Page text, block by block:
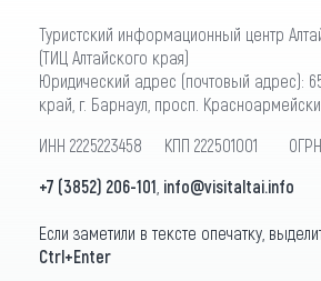
Туристский информационный центр
(ТИЦ Алтайского края)
Юридический адрес (почтовый адрес):
край, г. Барнаул, просп.
ИНН 2225223458 КПП 222501001 ОГРН
+7 (3852) 206-101 info@visitaltai.info
Если заметили в тексте опечатку,
Ctrl+Enter